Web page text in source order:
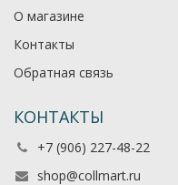
О магазине
Контакты
Обратная связь
КОНТАКТЫ
+7 (906) 227-48-22
shop@collmart.ru